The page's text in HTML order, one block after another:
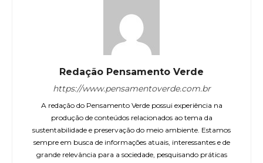
Redação Pensamento Verde
https://www.pensamentoverde.com.br
A redação do Pensamento Verde possui experiência na
produção de conteúdos relacionados ao tema da
sustentabilidade e preservação do meio ambiente. Estamos
sempre em busca de informações atuais, interessantes e de
grande relevância para a sociedade, pesquisando práticas